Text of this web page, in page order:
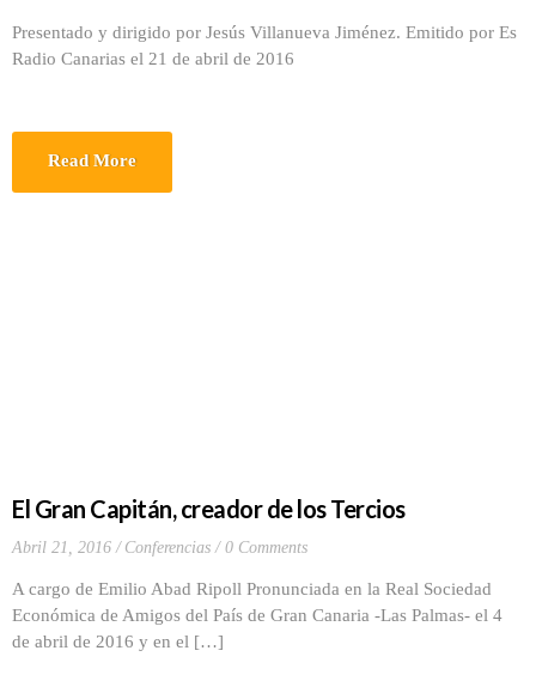
Presentado y dirigido por Jesús Villanueva Jiménez. Emitido por Es
Radio Canarias el 21 de abril de 2016
Read More
El Gran Capitán, creador de los Tercios
Abril 21, 2016 Conferencias 0 Comments
A cargo de Emilio Abad Ripoll Pronunciada en la Real Sociedad
Económica de Amigos del País de Gran Canaria -Las Palmas- el 4
de abril de 2016 y en el […]